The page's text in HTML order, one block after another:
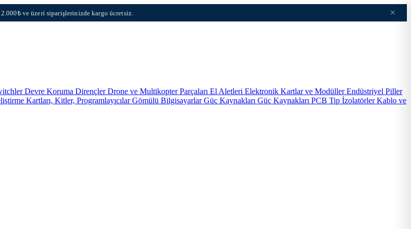
2.000₺ ve üzeri siparişlerinizde kargo ücretsiz. ×
Devre Koruma DirençlerDrone ve Multikopter Parçaları El Aletleri Elektronik Kartlar ve ModüllerEndüstriyel Piller
Kartları, Kitler, ProgramlayıcılarGömülü BilgisayarlarGüç Kaynakları Güç Kaynakları PCB Tip İzolatörlerKablo ve